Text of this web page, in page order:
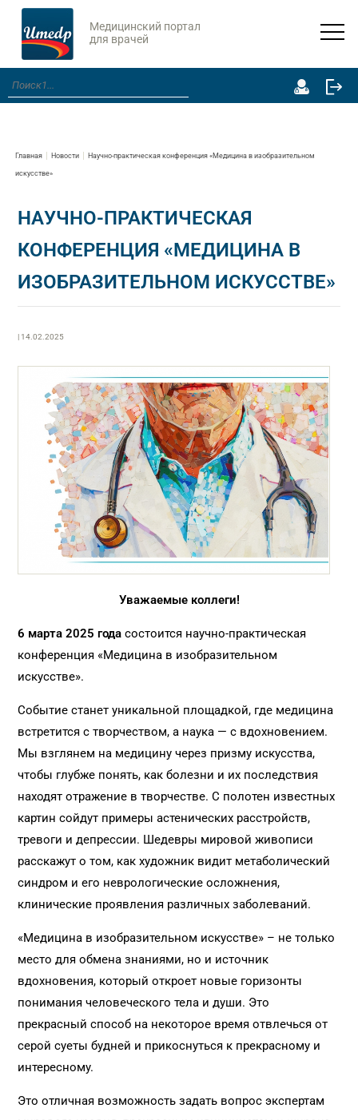
Медицинский портал
для врачей
Главная Новости Научно-практическая конференция «Медицина в изобразительном
искусстве»
НАУЧНО-ПРАКТИЧЕСКАЯ
КОНФЕРЕНЦИЯ «МЕДИЦИНА В
ИЗОБРАЗИТЕЛЬНОМ ИСКУССТВЕ»
| 14.02.2025
Уважаемые коллеги!
6 марта 2025 года состоится научно-практическая
конференция «Медицина в изобразительном
искусстве».
Событие станет уникальной площадкой, где медицина
встретится с творчеством, а наука — с вдохновением.
Мы взглянем на медицину через призму искусства,
чтобы глубже понять, как болезни и их последствия
находят отражение в творчестве. С полотен известных
картин сойдут примеры астенических расстройств,
тревоги и депрессии. Шедевры мировой живописи
расскажут о том, как художник видит метаболический
синдром и его неврологические осложнения,
клинические проявления различных заболеваний.
«Медицина в изобразительном искусстве» – не только
место для обмена знаниями, но и источник
вдохновения, который откроет новые горизонты
понимания человеческого тела и души. Это
прекрасный способ на некоторое время отвлечься от
серой суеты будней и прикоснуться к прекрасному и
интересному.
Это отличная возможность задать вопрос экспертам